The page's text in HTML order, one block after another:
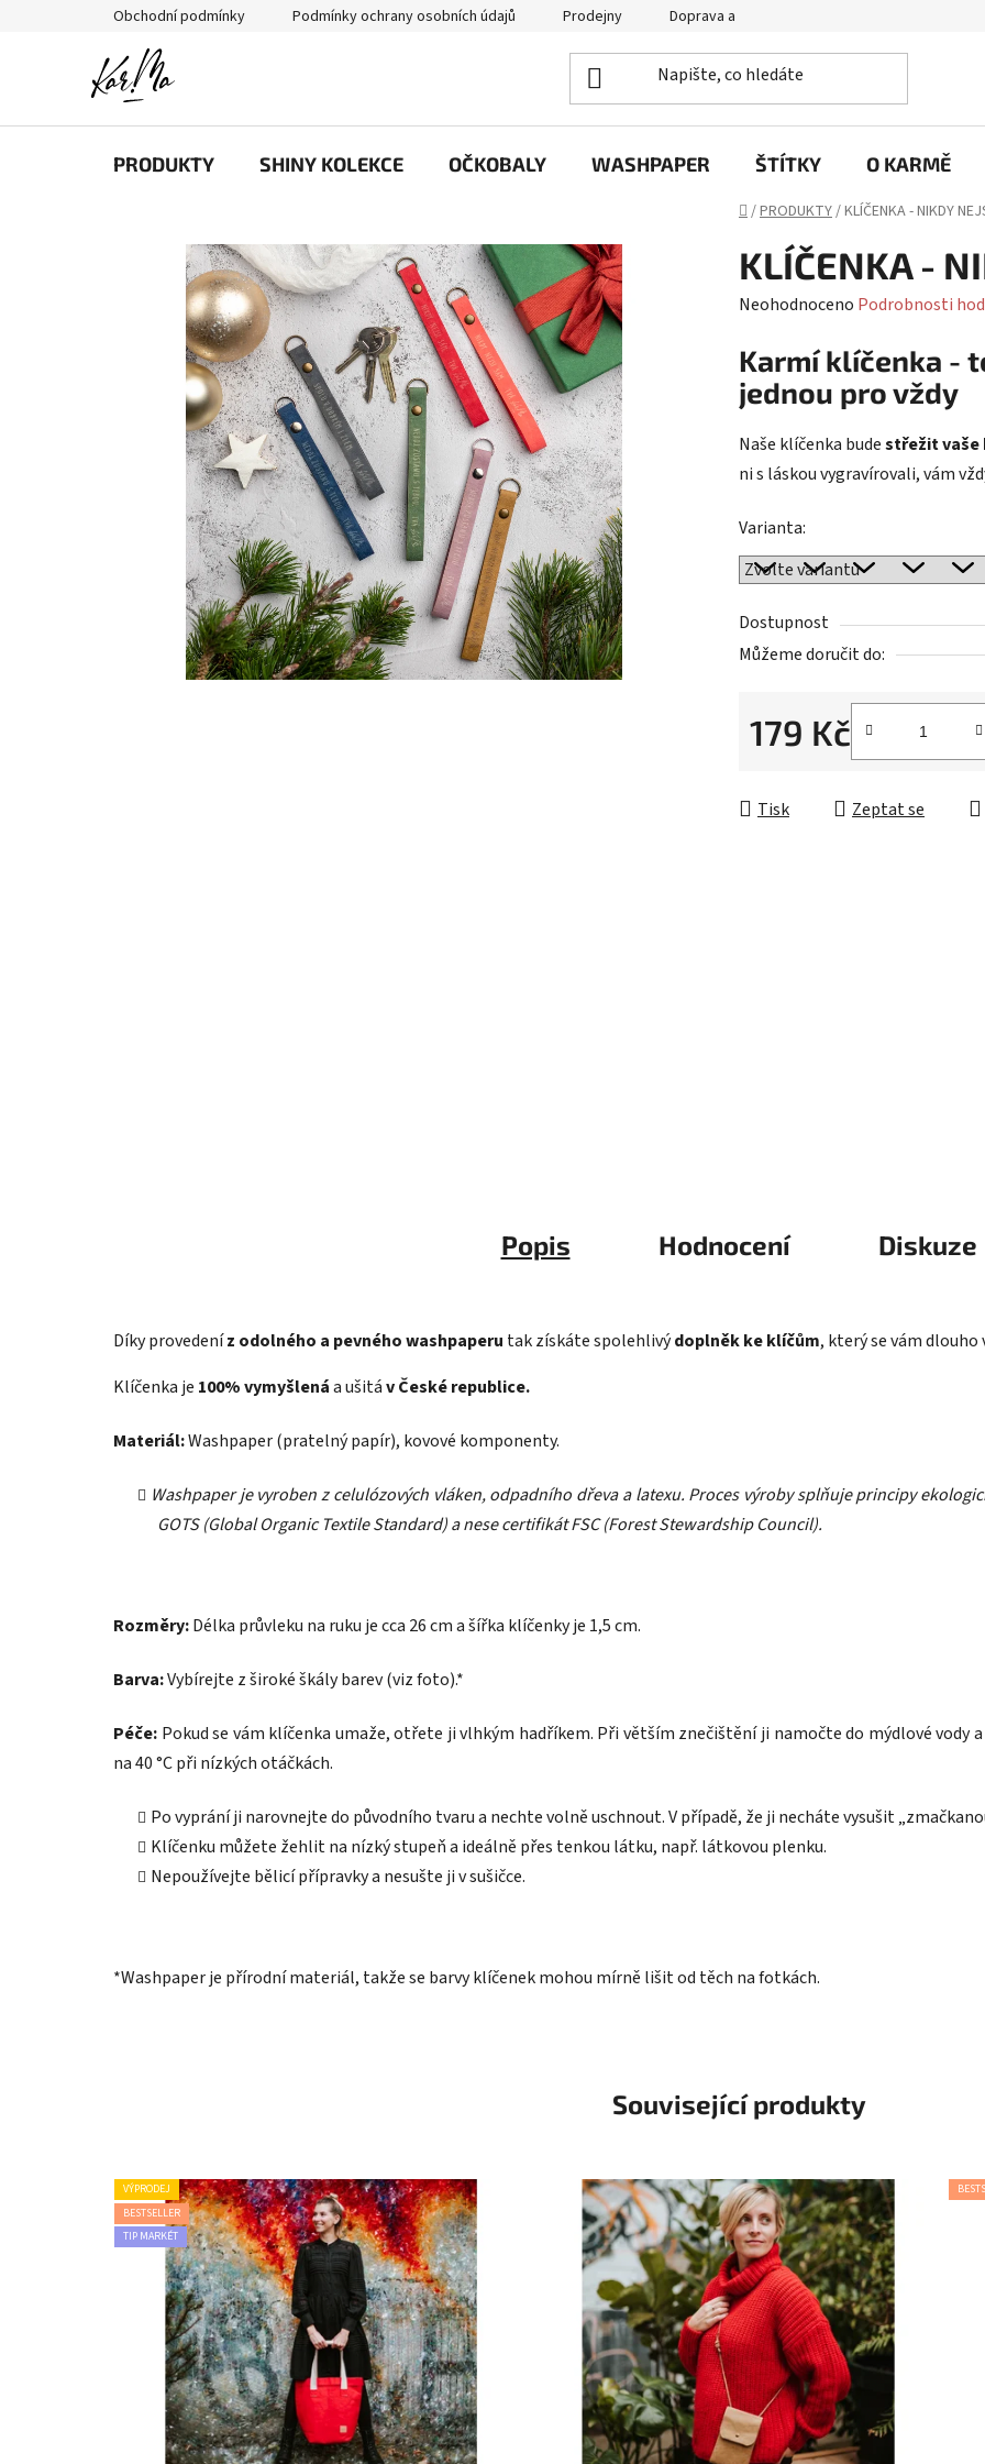
Obchodní podmínky Podmínky ochrany osobních údajů Prodejny Doprava a platba
PRODUKTY SHINY KOLEKCE OČKOBALY WASHPAPER ŠTÍTKY O KARMĚ
Domů
/PRODUKTY/KLÍČENKA - NIKDY
KLÍČENKA -
Průměrné
produktu
je
z
5
Neohodnoceno Podrobnosti
Karmí klíčenka -
jednou pro vždy
Naše klíčenka budestřežit vaše
ni s láskou vygravírovali, vám
Varianta:
Dostupnost
Můžeme doručit do:
179 Kč
Tisk Zeptat se
Popis Hodnocení Diskuze
Díky provedeníz odolného a pevného washpaperu tak získáte spolehlivýdoplněk ke klíčům, který se vám dlouho
Klíčenka je 100% vymyšlenáa ušitáv České republice.
Materiál:Washpaper (pratelný papír), kovové komponenty.
Washpaper je vyroben z celulózových vláken, odpadního dřeva a latexu. Proces výroby splňuje principy
GOTS (Global Organic Textile Standard) a nese certifikát FSC (Forest Stewardship Council).
Rozměry:Délka průvleku na ruku je cca 26 cm a šířka klíčenky je 1,5 cm.
Barva:Vybírejte z široké škály barev (viz foto).*
Péče: Pokud se vám klíčenka umaže, otřete ji vlhkým hadříkem. Při větším znečištění ji namočte do mýdlové vody
na 40 °C při nízkých otáčkách.
Po vyprání ji narovnejte do původního tvaru a nechte volně uschnout. V případě, že ji necháte vysušit
Klíčenku můžete žehlit na nízký stupeň a ideálně přes tenkou látku, např. látkovou plenku.
Nepoužívejte bělicí přípravky a nesušte ji v sušičce.
*Washpaper je přírodní materiál, takže se barvy klíčenek mohou mírně lišit od těch na fotkách.
Související produkty
VÝPRODEJ
BESTSELLER
TIP MARKÉT